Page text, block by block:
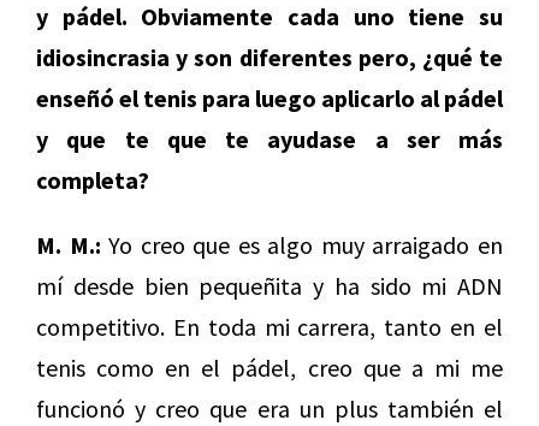
y pádel. Obviamente cada uno tiene su
idiosincrasia y son diferentes pero, ¿qué te
enseñó el tenis para luego aplicarlo al pádel
y que te que te ayudase a ser más
completa?
M. M.: Yo creo que es algo muy arraigado en
mí desde bien pequeñita y ha sido mi ADN
competitivo. En toda mi carrera, tanto en el
tenis como en el pádel, creo que a mi me
funcionó y creo que era un plus también el